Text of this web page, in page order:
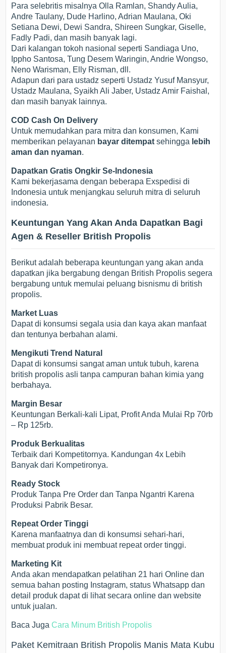
Para selebritis misalnya Olla Ramlan, Shandy Aulia,
Andre Taulany, Dude Harlino, Adrian Maulana, Oki
Setiana Dewi, Dewi Sandra, Shireen Sungkar, Giselle,
Fadly Padi, dan masih banyak lagi.
Dari kalangan tokoh nasional seperti Sandiaga Uno,
Ippho Santosa, Tung Desem Waringin, Andrie Wongso,
Neno Warisman, Elly Risman, dll.
Adapun dari para ustadz seperti Ustadz Yusuf Mansyur,
Ustadz Maulana, Syaikh Ali Jaber, Ustadz Amir Faishal,
dan masih banyak lainnya.
COD Cash On Delivery
Untuk memudahkan para mitra dan konsumen, Kami
memberikan pelayanan bayar ditempat sehingga lebih
aman dan nyaman.
Dapatkan Gratis Ongkir Se-Indonesia
Kami bekerjasama dengan beberapa Exspedisi di
Indonesia untuk menjangkau seluruh mitra di seluruh
indonesia.
Keuntungan Yang Akan Anda Dapatkan Bagi
Agen & Reseller British Propolis
Berikut adalah beberapa keuntungan yang akan anda
dapatkan jika bergabung dengan British Propolis segera
bergabung untuk memulai peluang bisnismu di british
propolis.
Market Luas
Dapat di konsumsi segala usia dan kaya akan manfaat
dan tentunya berbahan alami.
Mengikuti Trend Natural
Dapat di konsumsi sangat aman untuk tubuh, karena
british propolis asli tanpa campuran bahan kimia yang
berbahaya.
Margin Besar
Keuntungan Berkali-kali Lipat, Profit Anda Mulai Rp 70rb
– Rp 125rb.
Produk Berkualitas
Terbaik dari Kompetitornya. Kandungan 4x Lebih
Banyak dari Kompetironya.
Ready Stock
Produk Tanpa Pre Order dan Tanpa Ngantri Karena
Produksi Pabrik Besar.
Repeat Order Tinggi
Karena manfaatnya dan di konsumsi sehari-hari,
membuat produk ini membuat repeat order tinggi.
Marketing Kit
Anda akan mendapatkan pelatihan 21 hari Online dan
semua bahan posting Instagram, status Whatsapp dan
detail produk dapat di lihat secara online dan website
untuk jualan.
Baca JugaCara Minum British Propolis
Paket Kemitraan British Propolis Manis Mata Kubu